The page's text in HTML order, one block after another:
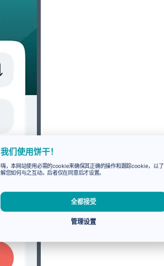
我们使用饼干！
嗨，本网站使用必需的cookie来确保其正确的操作和跟踪cookie，以了
解您如何与之互动。后者仅在同意后才设置。
全都接受
管理设置